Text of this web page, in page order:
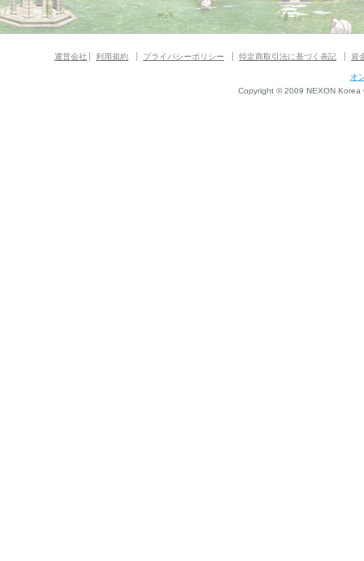
運営会社 利用規約 プライバシーポリシー 特定商取引法に基づく表記 資
オ
Copyright © 2009 NEXON Korea